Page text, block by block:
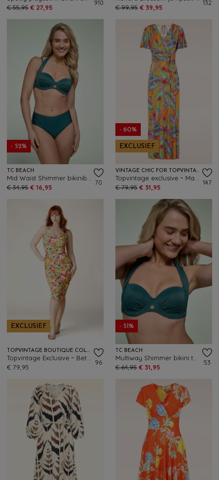
€ 55,95 € 27,95
910
€ 99,95 € 39,95
132
- 52%
TC BEACH
€ 34,95 € 16,95
70
- 60%
EXCLUSIEF
VINTAGE CHIC FOR TOPVINTAGE
€ 79,95 € 31,95
147
EXCLUSIEF
TOPVINTAGE BOUTIQUE COLLECTION
€ 79,95
96
- 51%
TC BEACH
€ 64,95 € 31,95
53